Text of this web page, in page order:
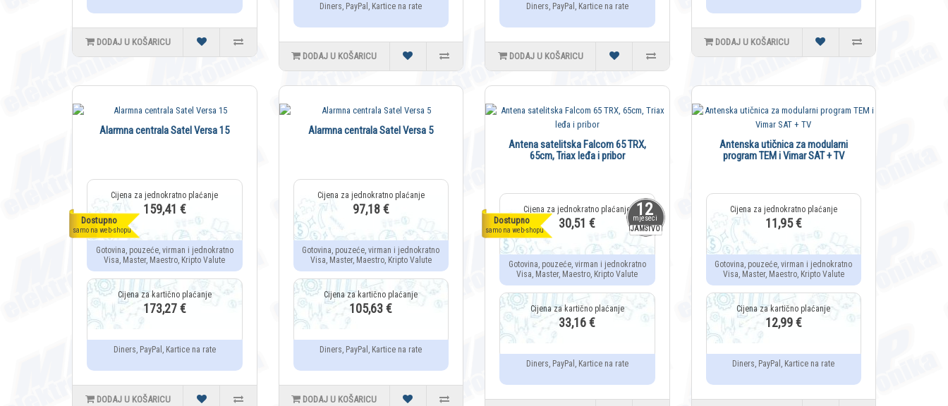
DODAJ U KOŠARICU
Diners, PayPal, Kartice na rate
DODAJ U KOŠARICU
Diners, PayPal, Kartice na rate
DODAJ U KOŠARICU
DODAJ U KOŠARICU
Dostupno
samo na web-shopu
Alarmna centrala Satel Versa 15
159,41 €
Gotovina, pouzeće, virman i jednokratno
Visa, Master, Maestro, Kripto Valute
173,27 €
Diners, PayPal, Kartice na rate
DODAJ U KOŠARICU
Alarmna centrala Satel Versa 5
97,18 €
Gotovina, pouzeće, virman i jednokratno
Visa, Master, Maestro, Kripto Valute
105,63 €
Diners, PayPal, Kartice na rate
DODAJ U KOŠARICU
12
mjeseci
JAMSTVO
Dostupno
samo na web-shopu
Antena satelitska Falcom 65 TRX,
65cm, Triax leđa i pribor
30,51 €
Gotovina, pouzeće, virman i jednokratno
Visa, Master, Maestro, Kripto Valute
33,16 €
Diners, PayPal, Kartice na rate
Antenska utičnica za modularni
program TEM i Vimar SAT + TV
11,95 €
Gotovina, pouzeće, virman i jednokratno
Visa, Master, Maestro, Kripto Valute
12,99 €
Diners, PayPal, Kartice na rate